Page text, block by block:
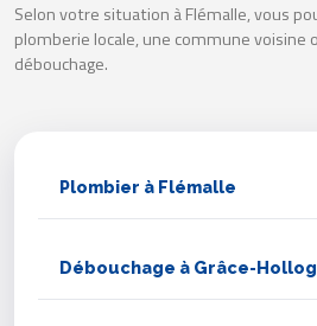
Selon votre situation à Flémalle, vous
plomberie locale, une commune voisine
débouchage.
Plombier à Flémalle
Débouchage à Grâce-